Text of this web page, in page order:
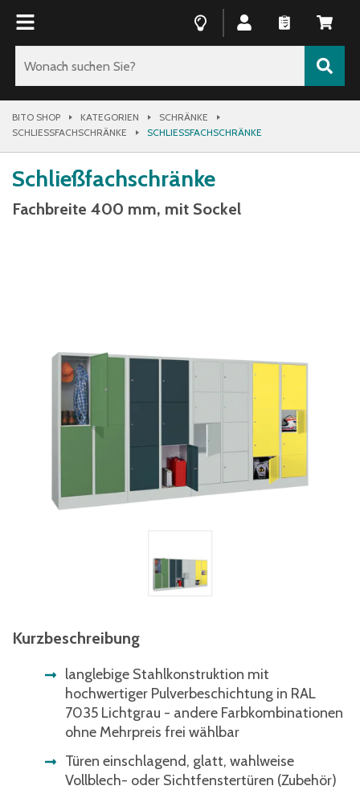
BITO SHOP KATEGORIEN
SCHRÄNKE
SCHLIESSFACHSCHRÄNKE
SCHLIESSFACHSCHRÄNKE
Schließfachschränke
Fachbreite 400 mm, mit Sockel
Kurzbeschreibung
langlebige Stahlkonstruktion mit
hochwertiger Pulverbeschichtung in RAL
7035 Lichtgrau - andere Farbkombinationen
ohne Mehrpreis frei wählbar
Türen einschlagend, glatt, wahlweise
Vollblech- oder Sichtfenstertüren (Zubehör)